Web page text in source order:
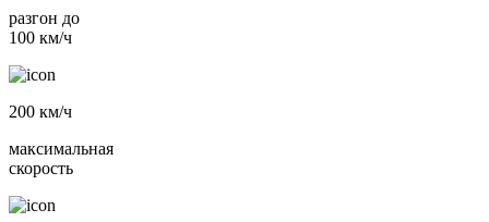
разгон до
100 км/ч
200 км/ч
максимальная
скорость